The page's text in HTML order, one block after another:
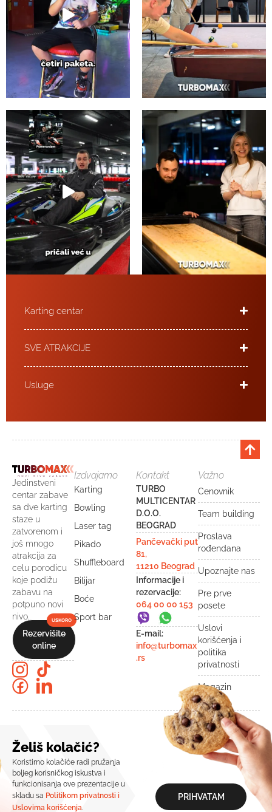
Karting centar
SVE ATRAKCIJE
Usluge
Jedinstveni
centar zabave
sa dve karting
staze u
zatvorenom i
još mnogo
atrakcija za
celu porodicu
koje podižu
zabavu na
potpuno novi
nivo.
Rezervišite
online
Izdvajamo
Karting
Bowling
Laser tag
Pikado
Shuffleboard
Bilijar
Boće
Sport bar
Kontakt
TURBO
MULTICENTAR
D.O.O.
BEOGRAD
Pančevački put
81,
11210 Beograd
Informacije i
rezervacije:
064 00 00 153
E-mail:
info@turbomax
.rs
Važno
Cenovnik
Team building
Proslava
rođendana
Upoznajte nas
Pre prve
posete
Uslovi
korišćenja i
politika
privatnosti
Magazin
2026© TURBOMAX | Sva prava zadržana
Želiš kolačić?
Koristimo kolačiće radi pružanja
boljeg korisničkog iskustva i
funkcionisanja ove prezentacije u
skladu sa Politikom privatnosti i
Uslovima korišćenja.
PRIHVATAM